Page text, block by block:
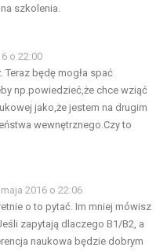
szkolenia.
o 22:00
będę mogła spać
np.powiedzieć,że chce wziąć
jako,że jestem na drugim
wewnętrznego.Czy to
2016 o 22:06
o to pytać. Im mniej mówisz
zapytają dlaczego B1/B2, a
naukowa będzie dobrym